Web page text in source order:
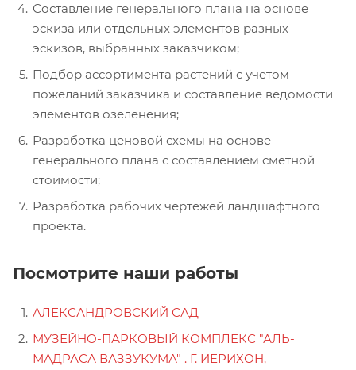
Составление генерального плана на основе
эскиза или отдельных элементов разных
эскизов, выбранных заказчиком;
Подбор ассортимента растений с учетом
пожеланий заказчика и составление ведомости
элементов озеленения;
Разработка ценовой схемы на основе
генерального плана с составлением сметной
стоимости;
Разработка рабочих чертежей ландшафтного
проекта.
Посмотрите наши работы
АЛЕКСАНДРОВСКИЙ САД
МУЗЕЙНО-ПАРКОВЫЙ КОМПЛЕКС "АЛЬ-
МАДРАСА ВАЗЗУКУМА" . Г. ИЕРИХОН,